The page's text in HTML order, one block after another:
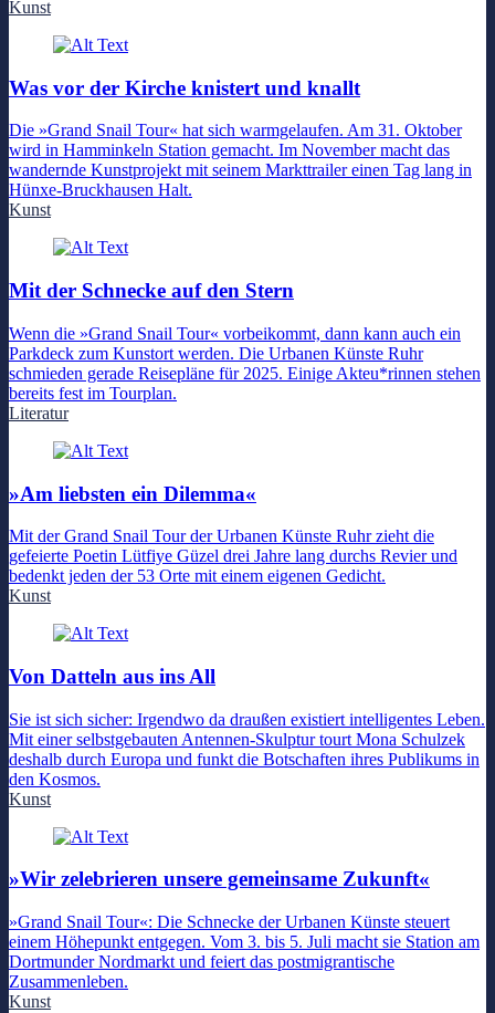
Kunst
Was vor der Kirche knistert und knallt
Die »Grand Snail Tour« hat sich warmgelaufen. Am 31. Oktober
wird in Hamminkeln Station gemacht. Im November macht das
wandernde Kunstprojekt mit seinem Markttrailer einen Tag lang in
Hünxe-Bruckhausen Halt.
Kunst
Mit der Schnecke auf den Stern
Wenn die »Grand Snail Tour« vorbeikommt, dann kann auch ein
Parkdeck zum Kunstort werden. Die Urbanen Künste Ruhr
schmieden gerade Reisepläne für 2025. Einige Akteu*rinnen stehen
bereits fest im Tourplan.
Literatur
»Am liebsten ein Dilemma«
Mit der Grand Snail Tour der Urbanen Künste Ruhr zieht die
gefeierte Poetin Lütfiye Güzel drei Jahre lang durchs Revier und
bedenkt jeden der 53 Orte mit einem eigenen Gedicht.
Kunst
Von Datteln aus ins All
Sie ist sich sicher: Irgendwo da draußen existiert intelligentes Leben.
Mit einer selbstgebauten Antennen-Skulptur tourt Mona Schulzek
deshalb durch Europa und funkt die Botschaften ihres Publikums in
den Kosmos.
Kunst
»Wir zelebrieren unsere gemeinsame Zukunft«
»Grand Snail Tour«: Die Schnecke der Urbanen Künste steuert
einem Höhepunkt entgegen. Vom 3. bis 5. Juli macht sie Station am
Dortmunder Nordmarkt und feiert das postmigrantische
Zusammenleben.
Kunst